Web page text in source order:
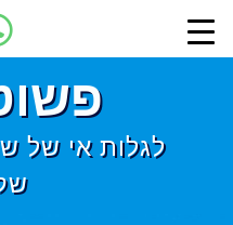
לגלות אי של